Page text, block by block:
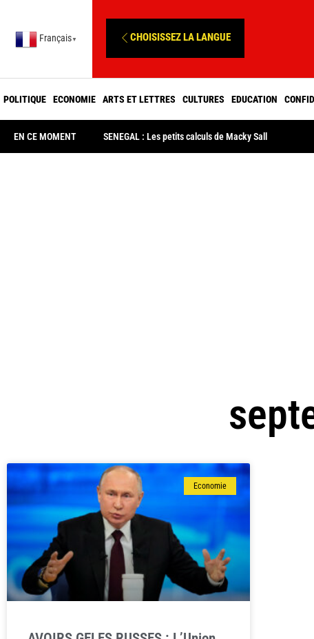
Français ▼ CHOISISSEZ LA LANGUE
POLITIQUE ECONOMIE ARTS ET LETTRES CULTURES EDUCATION
EN CE MOMENT SENEGAL : Les petits calculs de Macky Sall
Economie